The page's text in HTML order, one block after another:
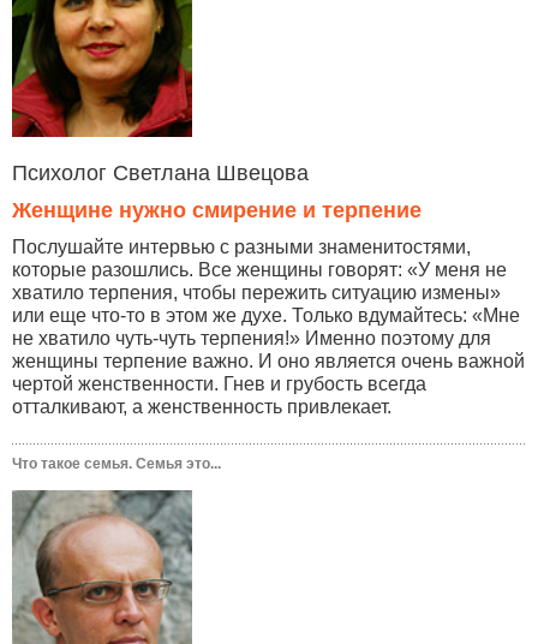
Психолог Светлана Швецова
Женщине нужно смирение и терпение
Послушайте интервью с разными знаменитостями,
которые разошлись. Все женщины говорят: «У меня не
хватило терпения, чтобы пережить ситуацию измены»
или еще что-то в этом же духе. Только вдумайтесь: «Мне
не хватило чуть-чуть терпения!» Именно поэтому для
женщины терпение важно. И оно является очень важной
чертой женственности. Гнев и грубость всегда
отталкивают, а женственность привлекает.
Что такое семья. Семья это...